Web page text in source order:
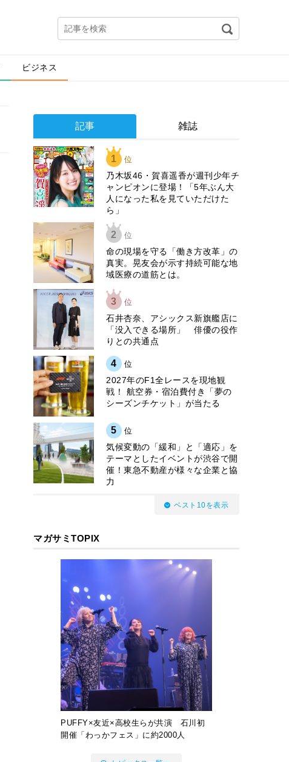
ビジネス
記事 雑誌
1 位
乃木坂46・賀喜遥香が週刊少年チ
ャンピオンに登場！「5年ぶん大
人になった私を見ていただけた
ら」
2 位
​命の現場を守る「働き方改革」の
真実。晃友会が示す持続可能な地
域医療の道筋とは。
3 位
石井杏奈、アシックス新旗艦店に
「没入できる場所」 俳優の役作
りとの共通点
4 位
2027年のF1全レースを現地観
戦！ 航空券・宿泊費付き「夢の
シーズンチケット」が当たる
5 位
気候変動の「緩和」と「適応」を
テーマとしたイベントが渋谷で開
催！東急不動産が様々な企業と協
力
ベスト10を表示
マガサミTOPIX
PUFFY×友近×高校生らが共演 石川初
開催「わっかフェス」に約2000人